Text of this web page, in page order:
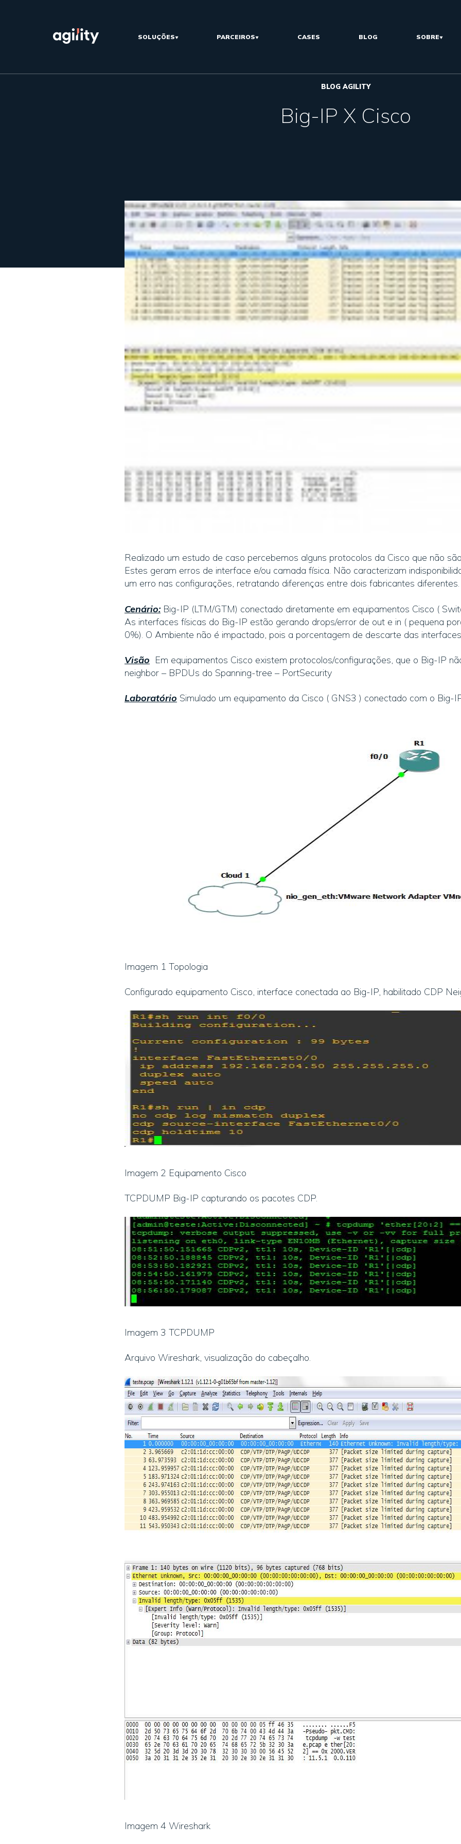
SOLUÇÕES PARCEIROS CASES BLOG SOBRE
BLOG AGILITY
Big-IP X Cisco
Realizado um estudo de caso percebemos alguns protocolos da Cisco que não
Estes geram erros de interface e/ou camada física. Não caracterizam
um erro nas configurações, retratando diferenças entre dois fabricantes diferentes.
Cenário:Big-IP (LTM/GTM) conectado diretamente em equipamentos Cisco (
As interfaces físicas do Big-IP estão gerando drops/error de out e in ( pequena
0%). O Ambiente não é impactado, pois a porcentagem de descarte das
Visão Em equipamentos Cisco existem protocolos/configurações, que o Big-IP
neighbor – BPDUs do Spanning-tree – PortSecurity
Laboratório Simulado um equipamento da Cisco ( GNS3 ) conectado com o Big-
Imagem 1 Topologia
Configurado equipamento Cisco, interface conectada ao Big-IP, habilitado CDP
Imagem 2 Equipamento Cisco
TCPDUMP Big-IP capturando os pacotes CDP.
Imagem 3 TCPDUMP
Arquivo Wireshark, visualização do cabeçalho.
Imagem 4 Wireshark